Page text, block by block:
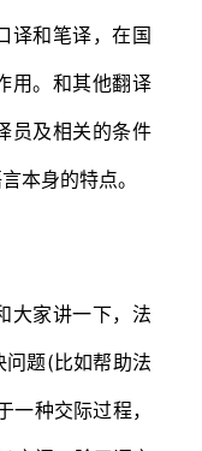
译和笔译，在国
用。和其他翻译
员及相关的条件
本身的特点。
家讲一下，法
题(比如帮助法
种交际过程，